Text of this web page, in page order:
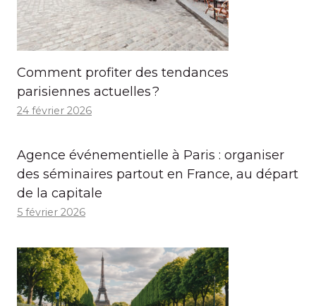
Comment profiter des tendances
parisiennes actuelles ?
24 février 2026
Agence événementielle à Paris : organiser
des séminaires partout en France, au départ
de la capitale
5 février 2026